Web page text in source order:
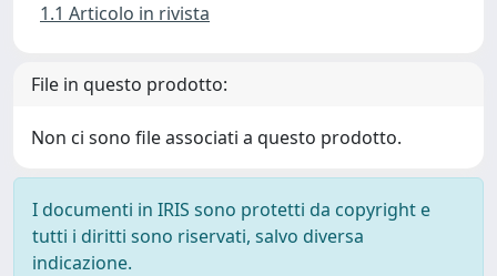
1.1 Articolo in rivista
File in questo prodotto:
Non ci sono file associati a questo prodotto.
I documenti in IRIS sono protetti da copyright e
tutti i diritti sono riservati, salvo diversa
indicazione.